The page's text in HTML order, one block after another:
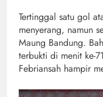
Tertinggal satu gol
menyerang, namun
Maung Bandung.
terbukti di menit ke-
Febriansah hampir